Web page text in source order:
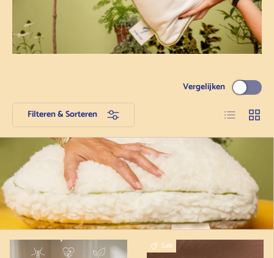
Filteren & Sorteren
Vergelijken
Lijst Grid
Sale